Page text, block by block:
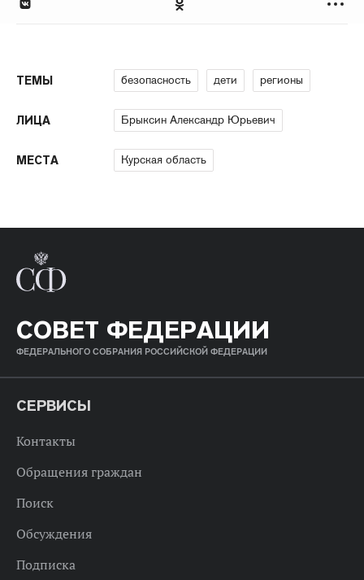
ТЕМЫ безопасность дети регионы
ЛИЦА Брыксин Александр Юрьевич
МЕСТА Курская область
СОВЕТ ФЕДЕРАЦИИ
ФЕДЕРАЛЬНОГО СОБРАНИЯ РОССИЙСКОЙ ФЕДЕРАЦИИ
СЕРВИСЫ
Контакты
Обращения граждан
Поиск
Обсуждения
Подписка